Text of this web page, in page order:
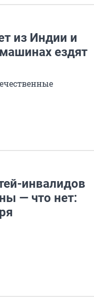
из Индии и
ездят
инвалидов
— что нет: